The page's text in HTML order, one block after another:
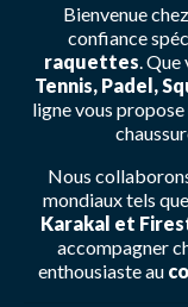
Bienvenue chez
confiance
raquettes .
Tennis, Padel,
ligne vous
Nous
mondiaux tels que
Karakal et
accompagner
enthousiaste au